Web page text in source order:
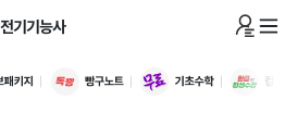
전기기능사